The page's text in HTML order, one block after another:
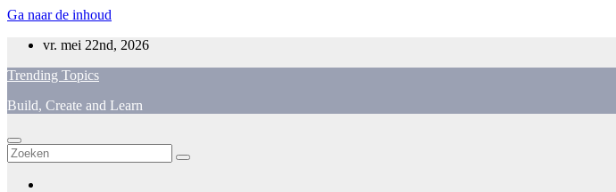
Ga naar de inhoud
vr. mei 22nd, 2026
Trending Topics
Build, Create and Learn